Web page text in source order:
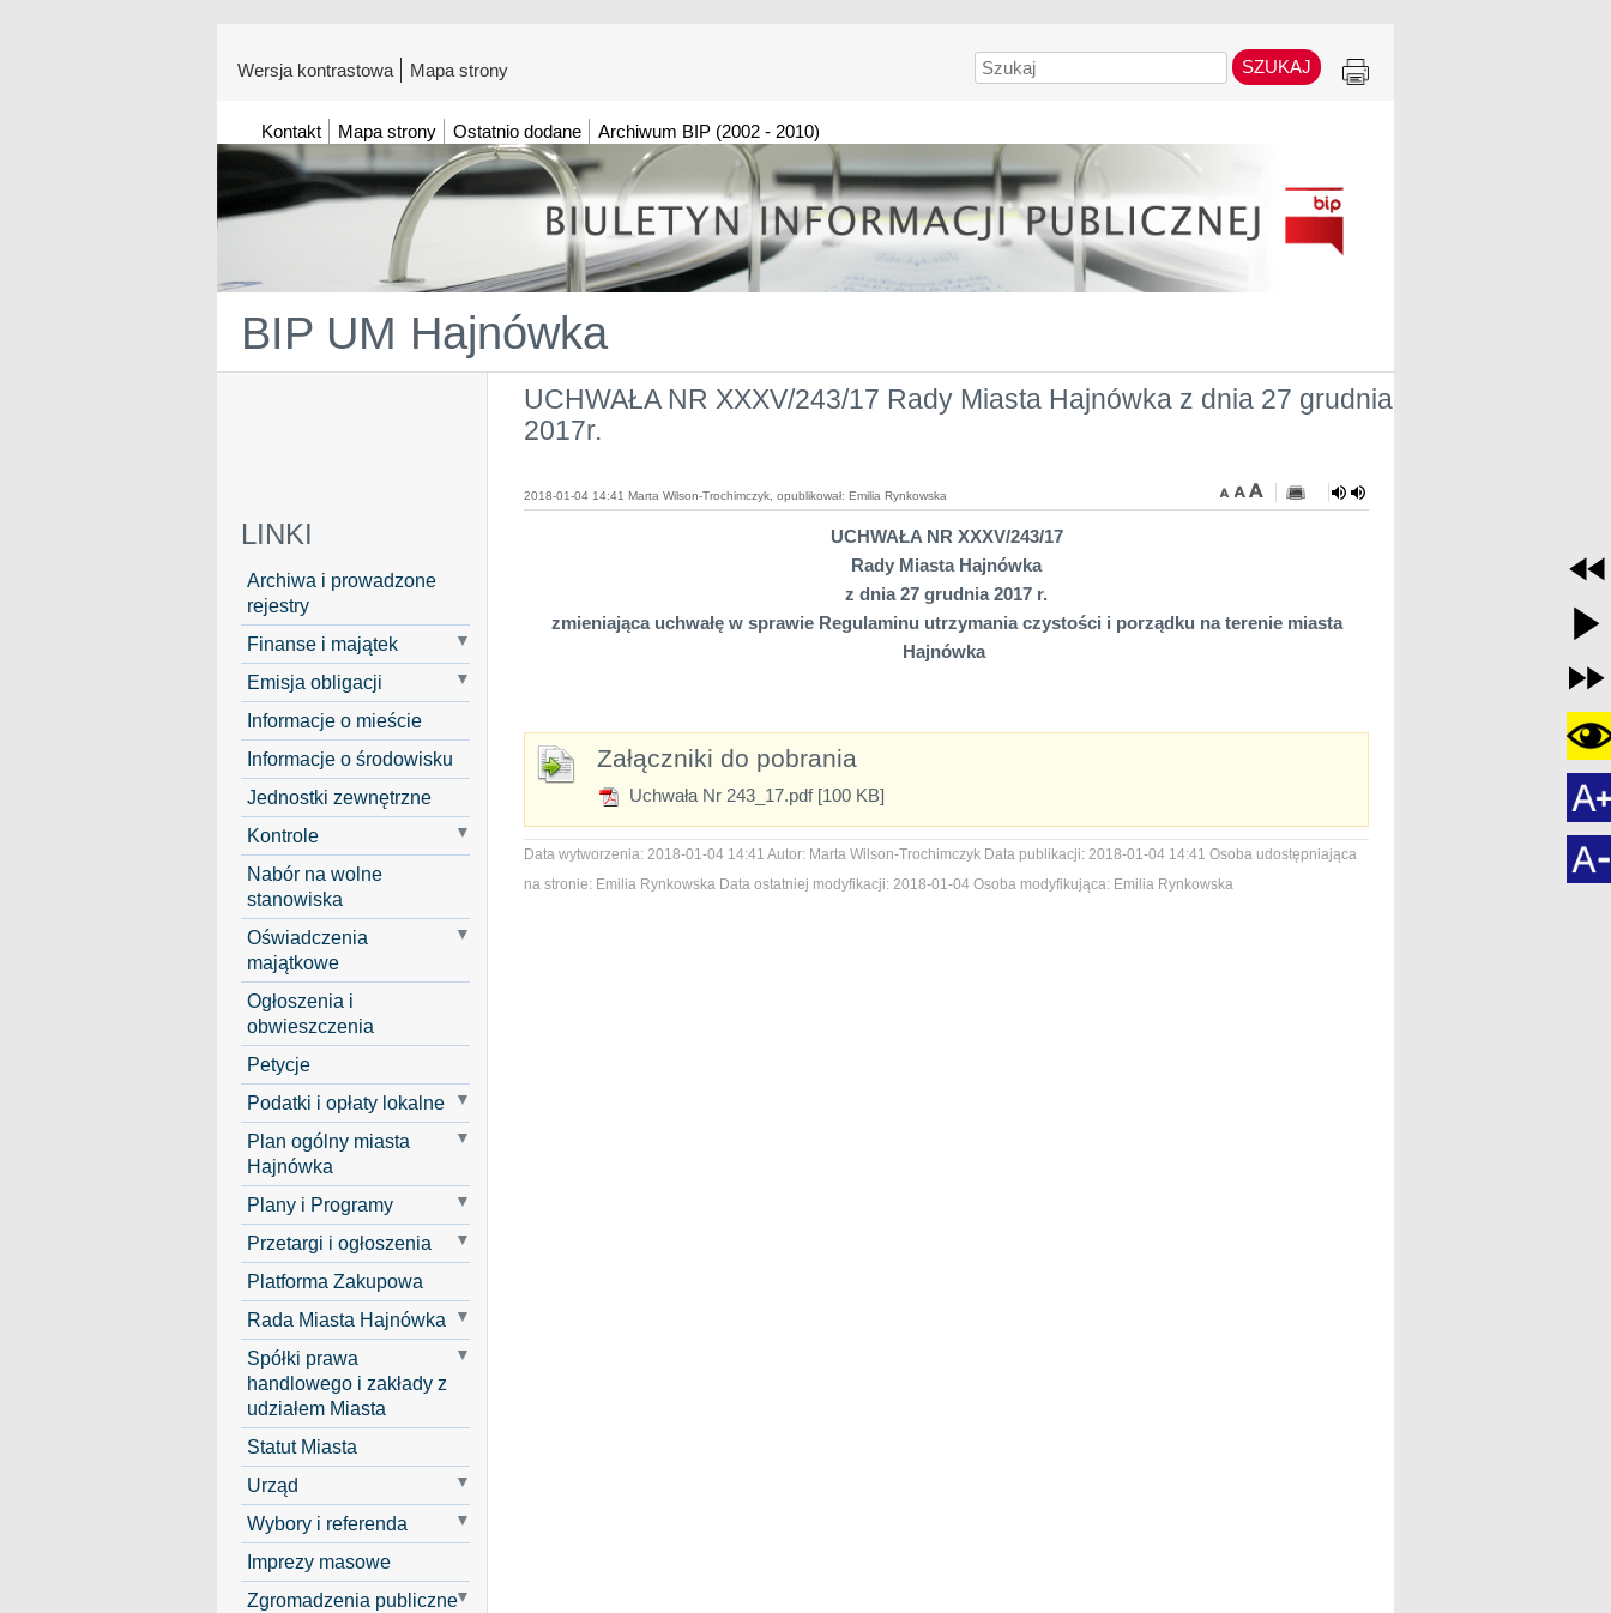
Wersja kontrastowa Mapa strony Szukaj
Kontakt Mapa strony Ostatnio dodane Archiwum BIP (2002 - 2010)
BIP UM Hajnówka
UCHWAŁA NR XXXV/243/17 Rady Miasta Hajnówka z dnia 27 grudnia
2017r.
LINKI
Archiwa i prowadzone
rejestry
Finanse i majątek
Emisja obligacji
Informacje o mieście
Informacje o środowisku
Jednostki zewnętrzne
Kontrole
Nabór na wolne
stanowiska
Oświadczenia
majątkowe
Ogłoszenia i
obwieszczenia
Petycje
Podatki i opłaty lokalne
Plan ogólny miasta
Hajnówka
Plany i Programy
Przetargi i ogłoszenia
Platforma Zakupowa
Rada Miasta Hajnówka
Spółki prawa
handlowego i zakłady z
udziałem Miasta
Statut Miasta
Urząd
Wybory i referenda
Imprezy masowe
Zgromadzenia publiczne
2018-01-04 14:41 Marta Wilson-Trochimczyk, opublikował: Emilia Rynkowska
UCHWAŁA NR XXXV/243/17
Rady Miasta Hajnówka
z dnia 27 grudnia 2017 r.
zmieniająca uchwałę w sprawie Regulaminu utrzymania czystości i porządku na terenie miasta
Hajnówka
Załączniki do pobrania
Uchwała Nr 243_17.pdf [100 KB]
Data wytworzenia: 2018-01-04 14:41 Autor: Marta Wilson-Trochimczyk Data publikacji: 2018-01-04 14:41 Osoba udostępniająca
na stronie: Emilia Rynkowska Data ostatniej modyfikacji: 2018-01-04 Osoba modyfikująca: Emilia Rynkowska